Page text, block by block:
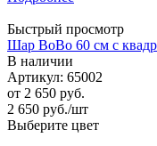
Быстрый просмотр
Шар BoBo 60 см с
В наличии
Артикул: 65002
от 2 650 руб.
2 650 руб./шт
Выберите цвет